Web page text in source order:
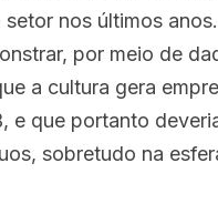
nos últimos
por meio de
a cultura gera
e que portanto
sobretudo na